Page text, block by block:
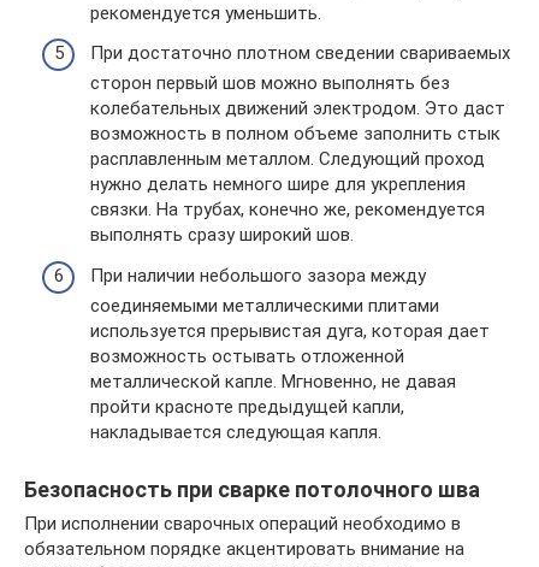
рекомендуется уменьшить.
При достаточно плотном сведении свариваемых
сторон первый шов можно выполнять без
колебательных движений электродом. Это даст
возможность в полном объеме заполнить стык
расплавленным металлом. Следующий проход
нужно делать немного шире для укрепления
связки. На трубах, конечно же, рекомендуется
выполнять сразу широкий шов.
При наличии небольшого зазора между
соединяемыми металлическими плитами
используется прерывистая дуга, которая дает
возможность остывать отложенной
металлической капле. Мгновенно, не давая
пройти красноте предыдущей капли,
накладывается следующая капля.
Безопасность при сварке потолочного шва
При исполнении сварочных операций необходимо в
обязательном порядке акцентировать внимание на